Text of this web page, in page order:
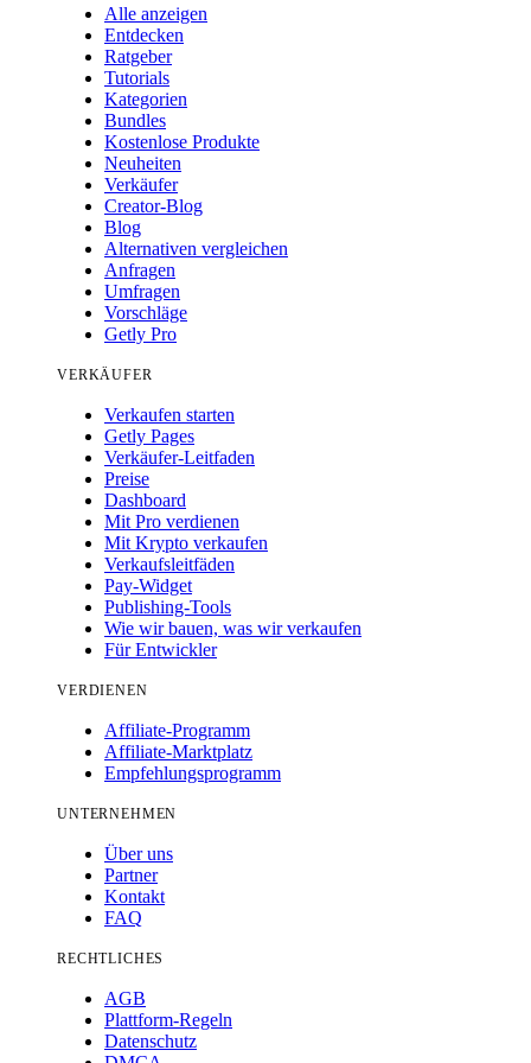
Alle anzeigen
Entdecken
Ratgeber
Tutorials
Kategorien
Bundles
Kostenlose Produkte
Neuheiten
Verkäufer
Creator-Blog
Blog
Alternativen vergleichen
Anfragen
Umfragen
Vorschläge
Getly Pro
VERKÄUFER
Verkaufen starten
Getly Pages
Verkäufer-Leitfaden
Preise
Dashboard
Mit Pro verdienen
Mit Krypto verkaufen
Verkaufsleitfäden
Pay-Widget
Publishing-Tools
Wie wir bauen, was wir verkaufen
Für Entwickler
VERDIENEN
Affiliate-Programm
Affiliate-Marktplatz
Empfehlungsprogramm
UNTERNEHMEN
Über uns
Partner
Kontakt
FAQ
RECHTLICHES
AGB
Plattform-Regeln
Datenschutz